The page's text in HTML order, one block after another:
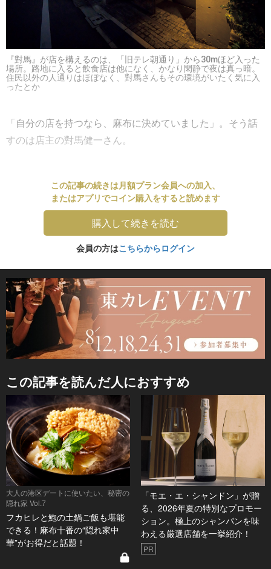
『對馬』が店を構えるのは、「旧テレ朝通り」から30mほど入った
場所。路地に入ると飲食店は他になく、かなり閑静で夜は真っ暗。
住民以外の人通りはほぼなく、對馬さんもその環境がいたく気に入
ったとか
「自分の店を持つなら、麻布に決めていました」。そう話
すのは店主の對馬健一さん。
この記事の続きは月額プラン会員への加入、
またはアプリでコイン購入をすると読めます
購入して続きを読む
会員の方はこちらからログイン
この記事を読んだ人におすすめ
大人の港区デートに使いたい、秘密の
隠れ家 Vol.7
フカヒレと鮑の土鍋ご飯も堪能
できる！麻布十番の“隠れ家中
華”がお得だと話題！
「モエ・エ・シャンドン」が贈
る、2026年夏の特別なプロモー
ション。極上のシャンパンを味
わえる厳選店舗を一挙紹介！
PR